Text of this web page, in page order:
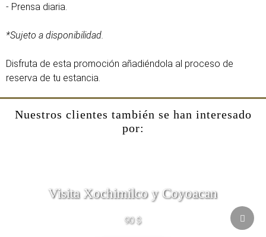
- Prensa diaria.
*Sujeto a disponibilidad.
Disfruta de esta promoción añadiéndola al proceso de
reserva de tu estancia.
Nuestros clientes también se han interesado
por:
Visita Xochimilco y Coyoacan
90 $